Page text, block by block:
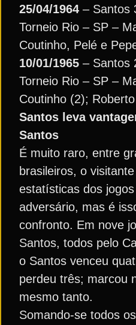
25/04/1964 – Santos
Torneio Rio – SP –
Coutinho, Pelé e
10/01/1965 – Santos
Torneio Rio – SP –
Coutinho (2);
Santos leva
Santos
É muito raro, entre
brasileiros, o
estatísticas dos
adversário, mas é
confronto. Em nove
Santos, todos pelo
o Santos venceu
perdeu três; marcou
mesmo tanto.
Somando-se todos